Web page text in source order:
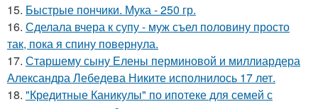
15. Быстрые пончики. Мука - 250 гр.
16. Сделала вчера к супу - муж съел половину просто
так, пока я спину повернула.
17. Старшему сыну Елены перминовой и миллиардера
Александра Лебедева Никите исполнилось 17 лет.
18. "Кредитные Каникулы" по ипотеке для семей с